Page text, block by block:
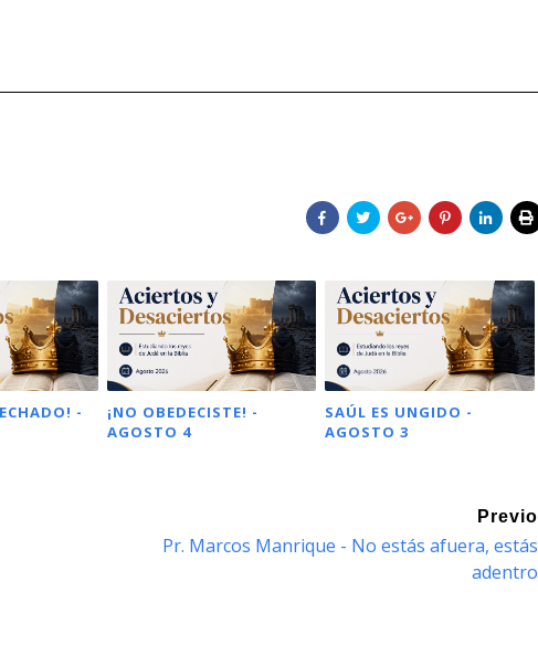
-
¡NO OBEDECISTE! -
AGOSTO 4
SAÚL ES UNGIDO -
AGOSTO 3
Previo
Pr. Marcos Manrique - No estás afuera, estás
adentro